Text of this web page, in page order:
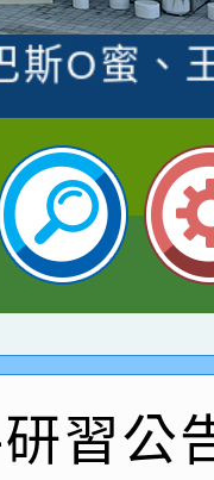
榮獲社
斯O蜜、
科展 國
老師、
二班張O
國小朗讀
師
桃園市中
榮獲教
名
2026世
小創客佳
桃園市中
榮獲社
斯O蜜、
科展 國
二班張O
習公